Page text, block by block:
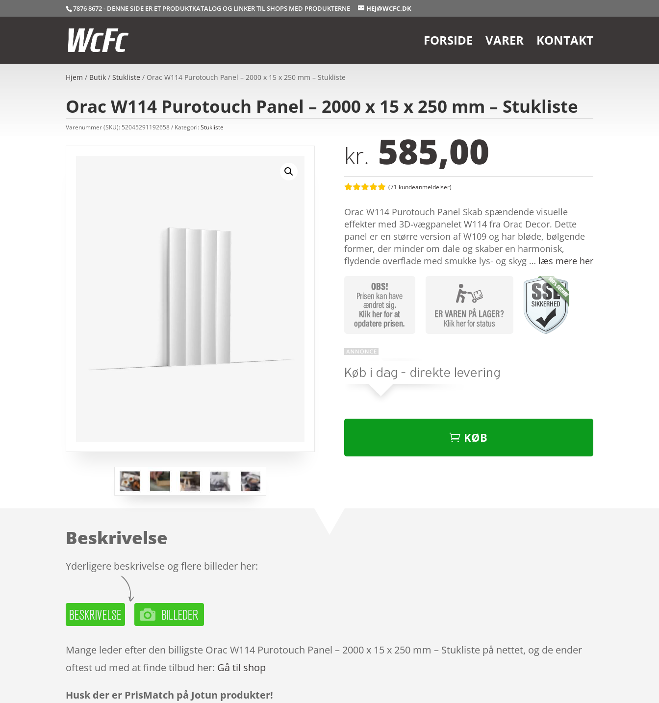
7876 8672 - DENNE SIDE ER ET PRODUKTKATALOG OG LINKER TIL SHOPS MED PRODUKTERNE HEJ@WCFC.DK
FORSIDE VARER KONTAKT
Hjem / Butik /Stukliste / Orac W114 Purotouch Panel – 2000 x 15 x 250 mm – Stukliste
Orac W114 Purotouch Panel – 2000 x 15 x 250 mm – Stukliste
Varenummer (SKU): 52045291192658 Kategori:Stukliste
kr. 585,00
af 5
baseret på
kundebedøm
melser
(71 kundeanmeldelser)
Orac W114 Purotouch Panel Skab spændende visuelle
effekter med 3D-vægpanelet W114 fra Orac Decor. Dette
panel er en større version af W109 og har bløde, bølgende
former, der minder om dale og skaber en harmonisk,
flydende overflade med smukke lys- og skyg … læs mere her
KØB
Beskrivelse
Yderligere beskrivelse og flere billeder her:
Mange leder efter den billigste Orac W114 Purotouch Panel – 2000 x 15 x 250 mm – Stukliste på nettet, og de ender
oftest ud med at finde tilbud her: Gå til shop
Husk der er PrisMatch på Jotun produkter!